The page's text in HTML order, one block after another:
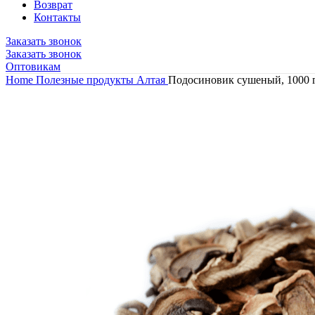
Возврат
Контакты
Заказать звонок
Заказать звонок
Оптовикам
Home Полезные продукты Алтая Подосиновик сушеный, 1000